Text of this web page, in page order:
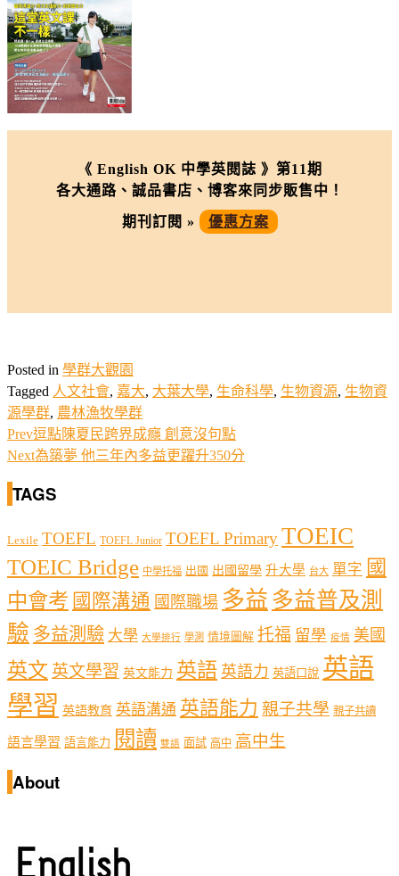
《 English OK 中學英閱誌 》第11期
各大通路、誠品書店、博客來同步販售中！
期刊訂閱 » 優惠方案
Posted in 學群大觀園
Tagged 人文社會, 嘉大, 大葉大學, 生命科學, 生物資源, 生物資
源學群, 農林漁牧學群
Prev逗點陳夏民跨界成癮 創意沒句點
Next為築夢 他三年內多益更躍升350分
TAGS
Lexile TOEFL TOEFL Junior TOEFL PrimaryTOEIC
TOEIC Bridge 中學托福 出國 出國留學 升大學 台大 單字 國
中會考 國際溝通 國際職場 多益 多益普及測
驗 多益測驗 大學 大學排行 學測 情境圖解 托福 留學 疫情 美國
英文 英文學習 英文能力 英語 英語力 英語口說 英語
學習 英語教育 英語溝通 英語能力 親子共學 親子共讀
語言學習 語言能力 閱讀 雙語 面試 高中 高中生
About